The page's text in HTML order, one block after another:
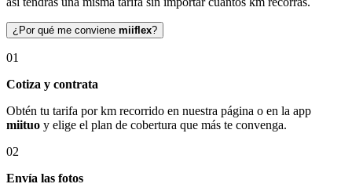
¿Por qué me conviene miiflex?
01
Cotiza y contrata
Obtén tu tarifa por km recorrido en nuestra página o en la app
miituo y elige el plan de cobertura que más te convenga.
02
Envía las fotos